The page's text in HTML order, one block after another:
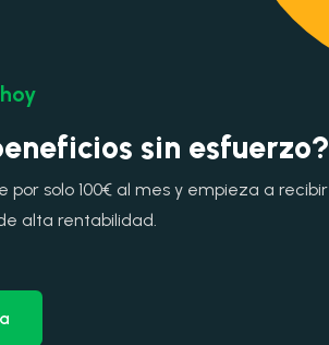
sin esfuerzo?
por solo 100€ al mes y empieza a recibir
alta rentabilidad.